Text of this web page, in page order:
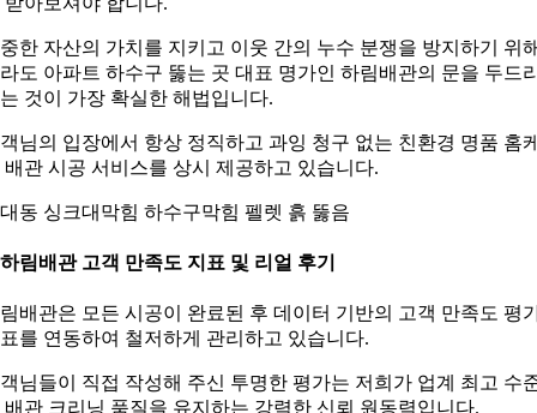
한 자산의 가치를 지키고 이웃 간의 누수 분쟁을 방지하기 위
도 아파트 하수구 뚫는 곳 대표 명가인 하림배관의 문을 두드
것이 가장 확실한 해법입니다.
님의 입장에서 항상 정직하고 과잉 청구 없는 친환경 명품 홈
배관 시공 서비스를 상시 제공하고 있습니다.
동 싱크대막힘 하수구막힘 펠렛 흙 뚫음
림배관 고객 만족도 지표 및 리얼 후기
배관은 모든 시공이 완료된 후 데이터 기반의 고객 만족도 평
를 연동하여 철저하게 관리하고 있습니다.
님들이 직접 작성해 주신 투명한 평가는 저희가 업계 최고 수
배관 크리닝 품질을 유지하는 강력한 신뢰 원동력입니다.